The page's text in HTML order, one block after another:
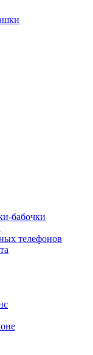
бабочки
телефонов